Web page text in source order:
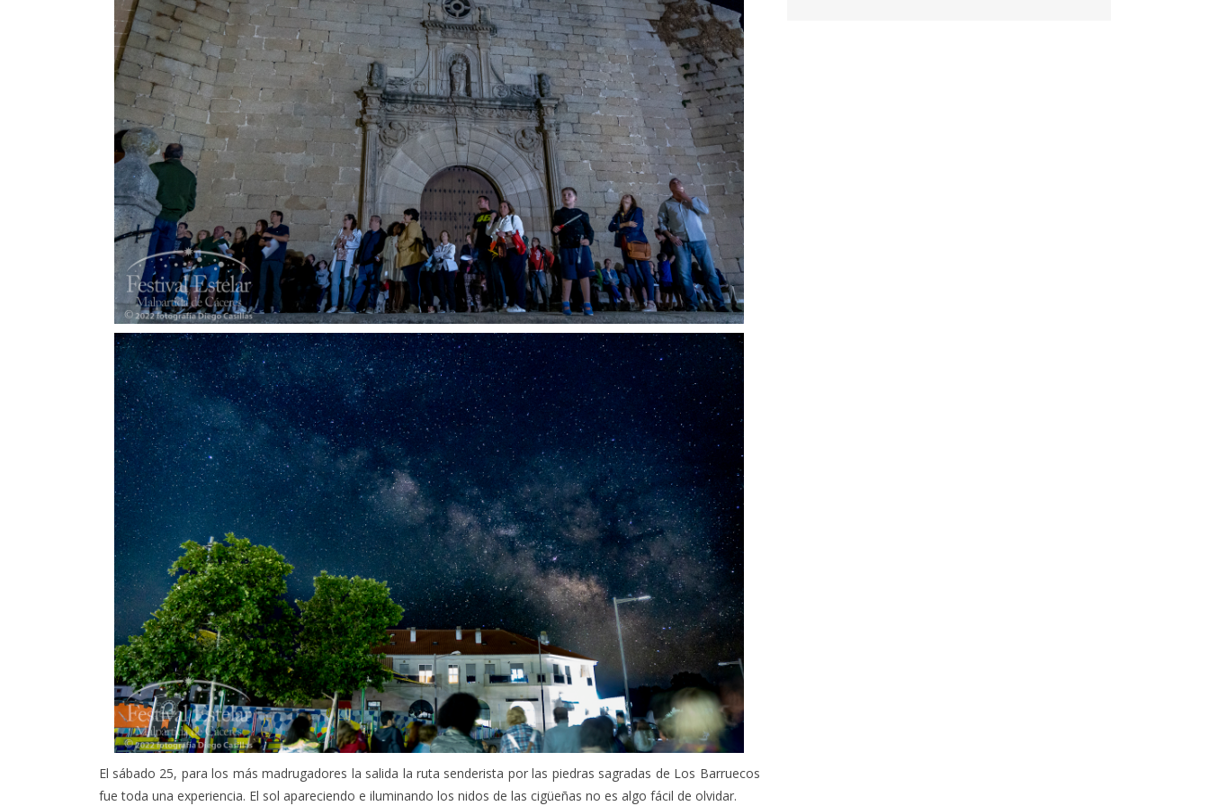
El sábado 25, para los más madrugadores la salida la ruta senderista por las piedras sagradas de Los Barruecos
fue toda una experiencia. El sol apareciendo e iluminando los nidos de las cigüeñas no es algo fácil de olvidar.